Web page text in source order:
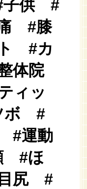
供 #
#膝
#カ
体院
ィッ
ボ #
#運動
#ほ
尻 #